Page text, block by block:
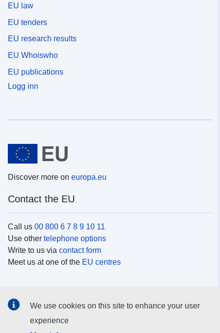
EU law
EU tenders
EU research results
EU Whoiswho
EU publications
Logg inn
Discover more on europa.eu
Contact the EU
Call us 00 800 6 7 8 9 10 11
Use other telephone options
Write to us via contact form
Meet us at one of the EU centres
Search for EUsocial media channels
We use cookies on this site to enhance your user
experience